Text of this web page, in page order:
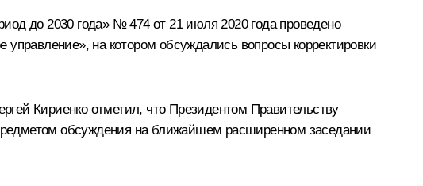
до 2030 года» № 474 от 21 июля 2020 года проведено
на котором обсуждались вопросы корректировки
Кириенко отметил, что Президентом Правительству
обсуждения на ближайшем расширенном заседании